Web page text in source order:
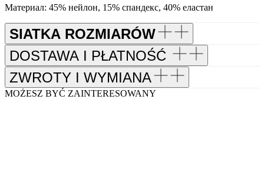
Материал: 45% нейлон, 15% спандекс, 40% еластан
SIATKA ROZMIARÓW
DOSTAWA I PŁATNOŚĆ
ZWROTY I WYMIANA
MOŻESZ BYĆ ZAINTERESOWANY